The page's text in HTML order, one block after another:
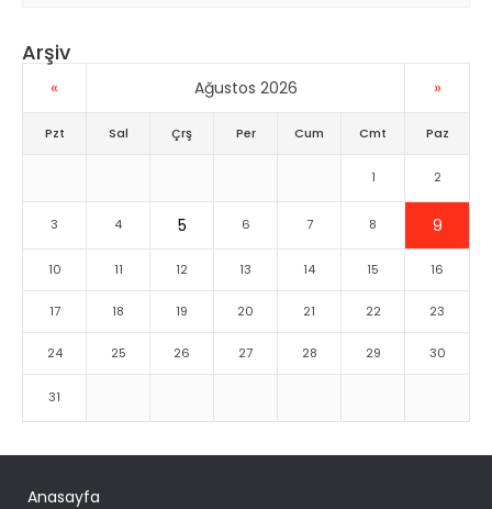
Arşiv
« Ağustos 2026 »
Pzt Sal Çrş Per Cum Cmt Paz
1 2
3 4 5 6 7 8 9
10 11 12 13 14 15 16
17 18 19 20 21 22 23
24 25 26 27 28 29 30
31
Anasayfa